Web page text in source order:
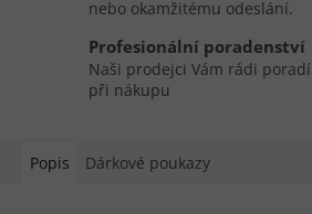
nebo okamžitému odeslání.
Profesionální poradenství
Naši prodejci Vám rádi poradí
při nákupu
Popis Dárkové poukazy